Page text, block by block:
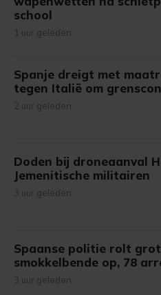
school
1 uur geleden
Spanje dreigt met
tegen Italië om
2 uur geleden
Doden bij droneaanval
Jemenitische militairen
3 uur geleden
Spaanse politie rolt
smokkelbende op, 78
3 uur geleden